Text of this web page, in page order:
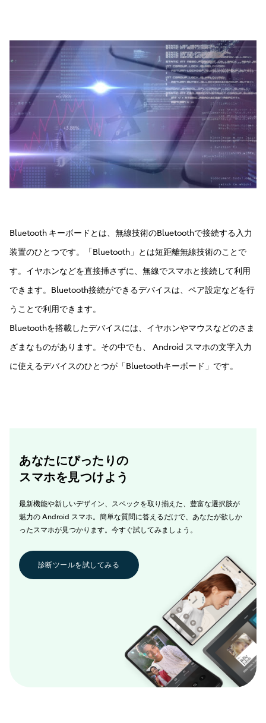
Bluetooth キーボードとは、無線技術のBluetoothで接続する入力
装置のひとつです。「Bluetooth」とは短距離無線技術のことで
す。イヤホンなどを直接挿さずに、無線でスマホと接続して利用
できます。Bluetooth接続ができるデバイスは、ペア設定などを行
うことで利用できます。
Bluetoothを搭載したデバイスには、イヤホンやマウスなどのさま
ざまなものがあります。その中でも、 Android スマホの文字入力
に使えるデバイスのひとつが「Bluetoothキーボード」です。
あなたにぴったりの
スマホを見つけよう
最新機能や新しいデザイン、スペックを取り揃えた、豊富な選択肢が
魅力の Android スマホ。簡単な質問に答えるだけで、あなたが欲しか
ったスマホが見つかります。今すぐ試してみましょう。
診断ツールを試してみる